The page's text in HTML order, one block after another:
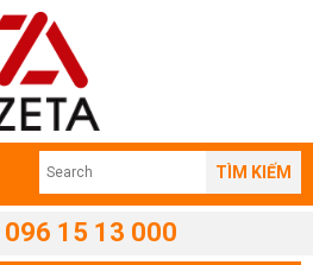
TÌM KIẾM
096 15 13 000